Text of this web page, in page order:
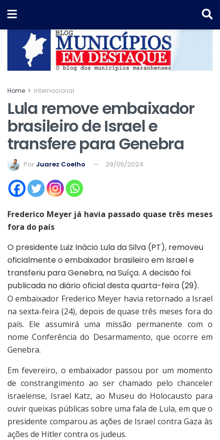
Home Internacional
Lula remove embaixador
brasileiro de Israel e
transfere para Genebra
Por Juarez Coelho 29/05/2024
Frederico Meyer já havia passado quase três meses
fora do país
O presidente Luiz Inácio Lula da Silva (PT), removeu
oficialmente o embaixador brasileiro em Israel e
transferiu para Genebra, na Suíça. A decisão foi
publicada no diário oficial desta quarta-feira (29).
O embaixador Frederico Meyer havia retornado a Israel
na sexta-feira (24), depois de quase três meses fora do
país. Ele assumirá uma missão permanente com o
nome Conferência do Desarmamento, que ocorre em
Genebra.
Em fevereiro, o embaixador passou por um momento
de constrangimento ao ser chamado pelo chanceler
israelense, Israel Katz, ao Museu do Holocausto para
ouvir queixas públicas sobre uma fala de Lula, em que o
presidente comparou as ações de Israel contra Gaza às
ações de Hitler contra os judeus.